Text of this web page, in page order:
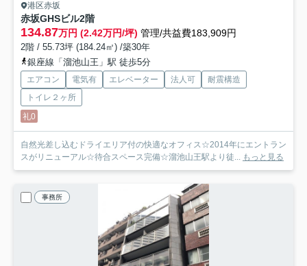
港区赤坂
赤坂GHSビル2階
134.87万円 (2.42万円/坪) 管理/共益費183,909円
2階 / 55.73坪 (184.24㎡) /築30年
銀座線「溜池山王」駅 徒歩5分
エアコン 電気有 エレベーター 法人可
耐震構造
トイレ２ヶ所
礼0
自然光差し込むドライエリア付の快適なオフィス☆2014年にエントラン
スがリニューアル☆待合スペース完備☆溜池山王駅より徒... もっと見る
事務所